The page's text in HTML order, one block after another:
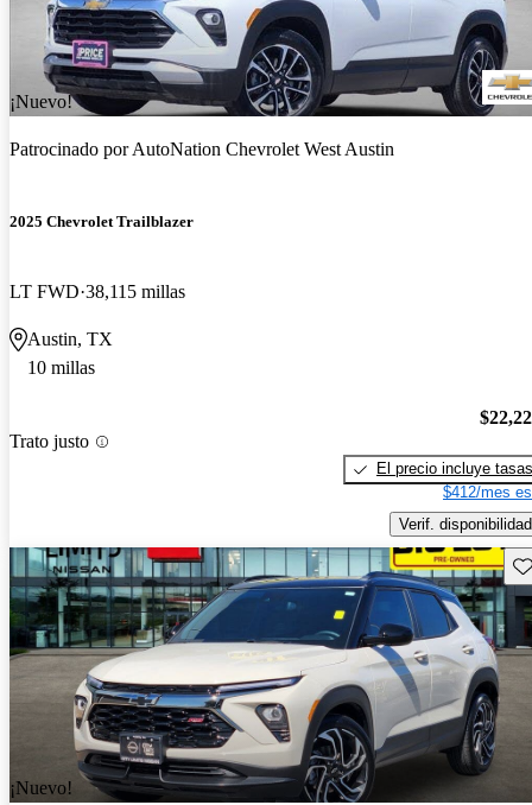
¡Nuevo!
Patrocinado porAutoNation Chevrolet West Austin
2025 Chevrolet Trailblazer
LT FWD 38,115 millas
Austin, TX
10 millas
Trato justo
El precio incluye tasas
$412/mes
Verif. disponibilidad
¡Nuevo!